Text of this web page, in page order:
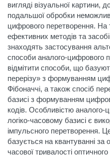
вигляді візуальної картини,
подальшої обробки
цифрового перетворення. На
ефективних методів та
знаходять застосування
способи аналого-цифрового
відмітити способи, що
перерізу» з формуванням
Фібоначчі, а також спосіб
базисі з формуванням
кодів. Особливістю
логіко-часовому базисі є
імпульсного перетворення.
базується на квантуванні за
часової тривалості